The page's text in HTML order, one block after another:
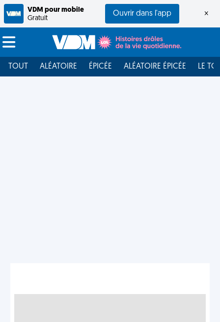
VDM pour mobile
Gratuit
Ouvrir dans l'app ×
TOUT ALÉATOIRE ÉPICÉE ALÉATOIRE ÉPICÉE LE